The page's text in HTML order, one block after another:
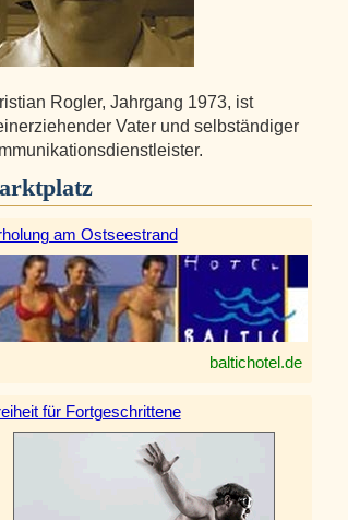
Rogler, Jahrgang 1973, ist
Vater und selbständiger
am Ostseestrand
baltichotel.de
für Fortgeschrittene